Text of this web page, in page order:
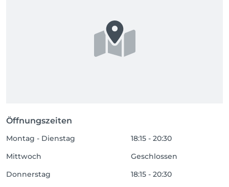
Öffnungszeiten
Montag - Dienstag
18:15 - 20:30
Mittwoch
Geschlossen
Donnerstag
18:15 - 20:30